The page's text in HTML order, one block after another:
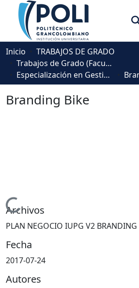
Comunidades
Descubre
Inicio
TRABAJOS DE GRADO
Trabajos de Grado (Facultad de Negocios, Gestión y Sostenibilidad)
Especialización en Gestión Empresarial
Branding Bike
Cargando...
Archivos
PLAN NEGOCIO IUPG V2
Fecha
2017-07-24
Autores